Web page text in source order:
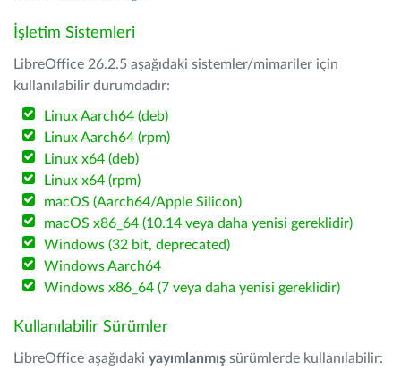
İşletim Sistemleri
LibreOffice 26.2.5 aşağıdaki sistemler/mimariler için
kullanılabilir durumdadır:
Linux Aarch64 (deb)
Linux Aarch64 (rpm)
Linux x64 (deb)
Linux x64 (rpm)
macOS (Aarch64/Apple Silicon)
macOS x86_64 (10.14 veya daha yenisi gereklidir)
Windows (32 bit, deprecated)
Windows Aarch64
Windows x86_64 (7 veya daha yenisi gereklidir)
Kullanılabilir Sürümler
LibreOffice aşağıdaki yayımlanmış sürümlerde kullanılabilir: